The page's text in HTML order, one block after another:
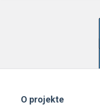
O projekte